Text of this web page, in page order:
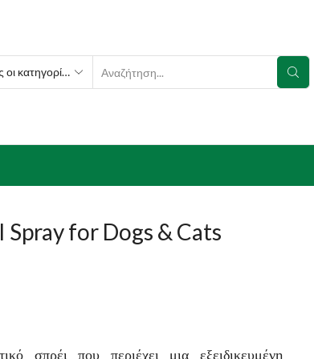
SEARCH
Spray for Dogs & Cats
σπρέι που περιέχει μια εξειδικευμένη